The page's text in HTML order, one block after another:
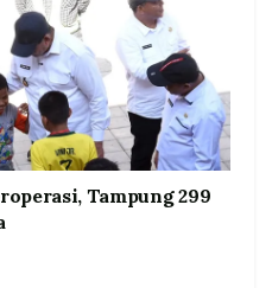
Tampung 299